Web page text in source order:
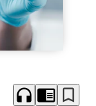
headphones chrome_reader_mode bookmark_border